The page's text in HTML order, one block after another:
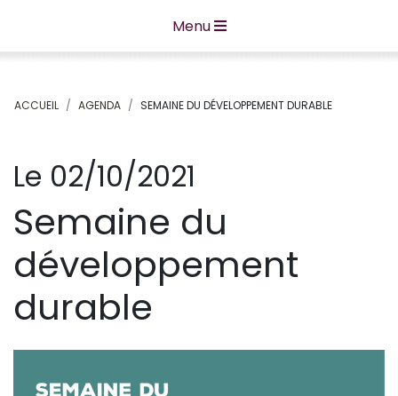
Menu
ACCUEIL AGENDA SEMAINE DU DÉVELOPPEMENT DURABLE
Le 02/10/2021
Semaine du
développement
durable